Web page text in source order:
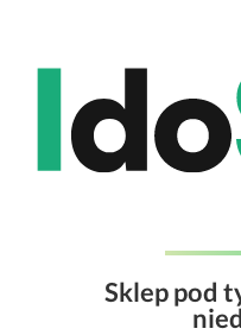
Sklep pod